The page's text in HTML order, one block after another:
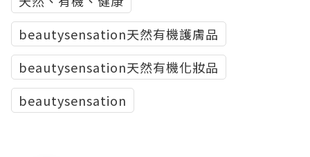
beautysensation天然有機護膚品
beautysensation天然有機化妝品
beautysensation